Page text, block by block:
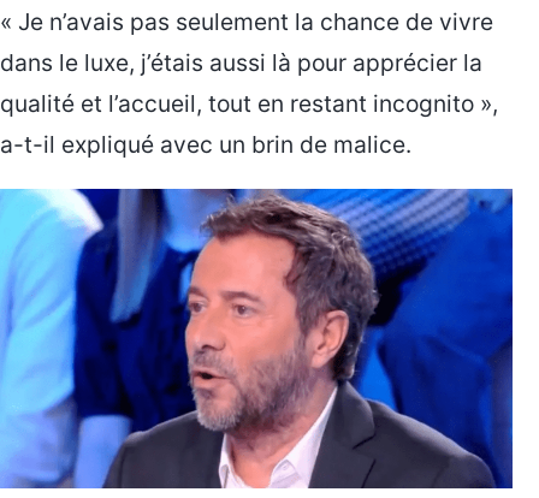
« Je n’avais pas seulement la chance de vivre
dans le luxe, j’étais aussi là pour apprécier la
qualité et l’accueil, tout en restant incognito »,
a-t-il expliqué avec un brin de malice.